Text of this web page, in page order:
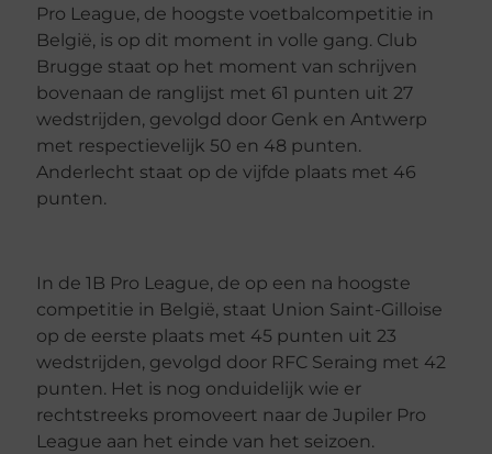
Pro League, de hoogste voetbalcompetitie in
België, is op dit moment in volle gang. Club
Brugge staat op het moment van schrijven
bovenaan de ranglijst met 61 punten uit 27
wedstrijden, gevolgd door Genk en Antwerp
met respectievelijk 50 en 48 punten.
Anderlecht staat op de vijfde plaats met 46
punten.
In de 1B Pro League, de op een na hoogste
competitie in België, staat Union Saint-Gilloise
op de eerste plaats met 45 punten uit 23
wedstrijden, gevolgd door RFC Seraing met 42
punten. Het is nog onduidelijk wie er
rechtstreeks promoveert naar de Jupiler Pro
League aan het einde van het seizoen.